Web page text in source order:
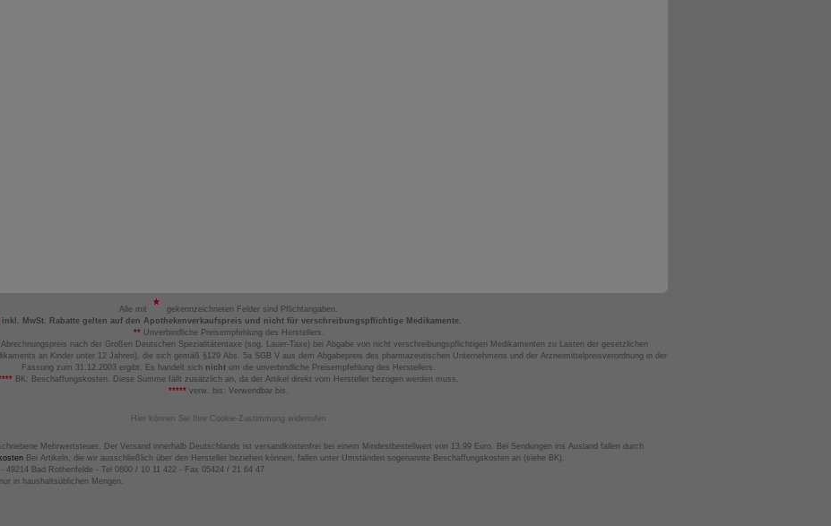
Alle mit
gekennzeichneten Felder sind Pflichtangaben.
inkl. MwSt. Rabatte gelten auf den Apothekenverkaufspreis und nicht für verschreibungspflichtige Medikamente.
**Unverbindliche Preisempfehlung des Herstellers.
nach der Großen Deutschen Spezialitätentaxe (sog. Lauer-Taxe) bei Abgabe von nicht verschreibungspflichtigen Medikamenten zu Lasten der gesetzlichen
an Kinder unter 12 Jahren), die sich gemäß §129 Abs. 5a SGB V aus dem Abgabepreis des pharmazeutischen Unternehmens und der Arzneimittelpreisverordnung in der
Fassung zum 31.12.2003 ergibt. Es handelt sich nicht um die unverbindliche Preisempfehlung des Herstellers.
BK: Beschaffungskosten. Diese Summe fällt zusätzlich an, da der Artikel direkt vom Hersteller bezogen werden muss.
***** verw. bis: Verwendbar bis.
Hier können Sie Ihre Cookie-Zustimmung widerrufen
Mehrwertsteuer. Der Versand innerhalb Deutschlands ist versandkostenfrei bei einem Mindestbestellwert von 13,99 Euro. Bei Sendungen ins Ausland fallen durch
Bei Artikeln, die wir ausschließlich über den Hersteller beziehen können, fallen unter Umständen sogenannte Beschaffungskosten an (siehe BK).
Bad Rothenfelde - Tel 0800 / 10 11 422 - Fax 05424 / 21 64 47
in haushaltsüblichen Mengen.